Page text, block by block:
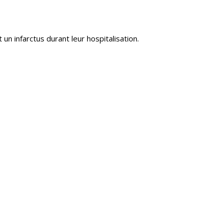
infarctus durant leur hospitalisation.